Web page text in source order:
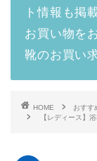
ト情報も掲
お買い物を
靴のお買い
HOME
おすす
【レディース】